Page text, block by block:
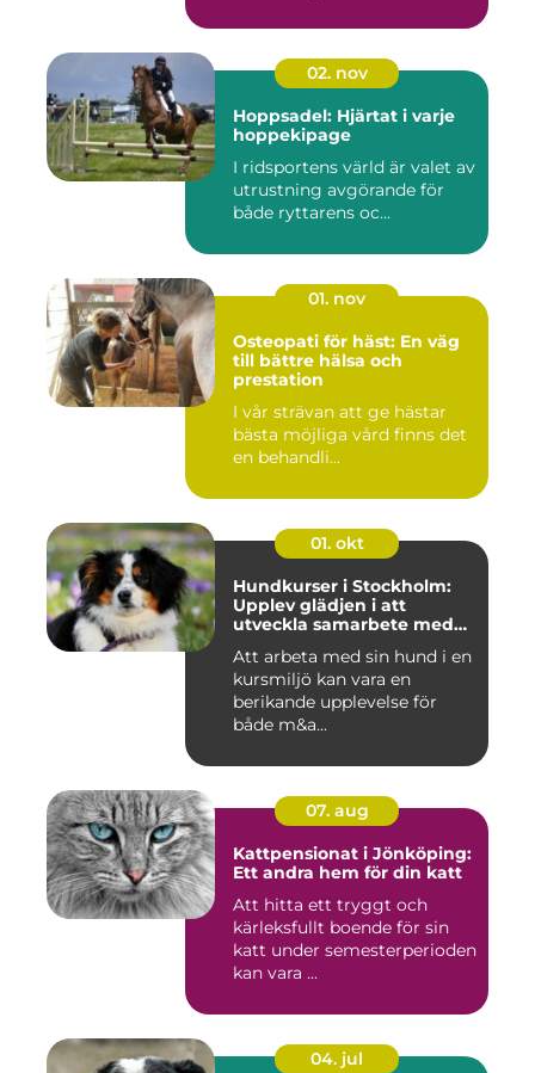
02. nov
Hoppsadel: Hjärtat i varje
hoppekipage
I ridsportens värld är valet av
utrustning avgörande för
både ryttarens oc...
01. nov
Osteopati för häst: En väg
till bättre hälsa och
prestation
I vår strävan att ge hästar
bästa möjliga vård finns det
en behandli...
01. okt
Hundkurser i Stockholm:
Upplev glädjen i att
utveckla samarbete med
Att arbeta med sin hund i en
kursmiljö kan vara en
berikande upplevelse för
både m&a...
07. aug
Kattpensionat i Jönköping:
Ett andra hem för din katt
Att hitta ett tryggt och
kärleksfullt boende för sin
katt under semesterperioden
kan vara ...
04. jul